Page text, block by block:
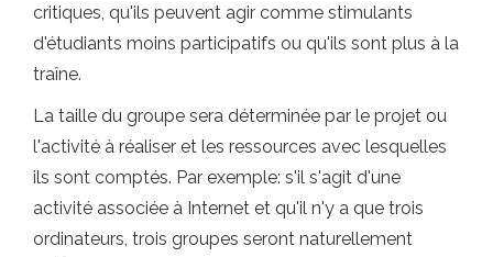
critiques, qu'ils peuvent agir comme stimulants
d'étudiants moins participatifs ou qu'ils sont plus à la
traîne.
La taille du groupe sera déterminée par le projet ou
l'activité à réaliser et les ressources avec lesquelles
ils sont comptés. Par exemple: s'il s'agit d'une
activité associée à Internet et qu'il n'y a que trois
ordinateurs, trois groupes seront naturellement